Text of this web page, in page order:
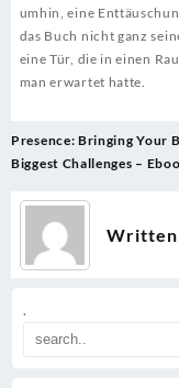
.
umhin, eine
das Buch nicht ganz
eine Tür, die in einen
man erwartet hatte.
Post
navigation
Presence: Bringing Your
Biggest Challenges –
Written